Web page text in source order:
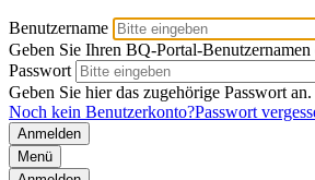
Benutzername
Geben Sie Ihren BQ-Portal-Benutzernamen
Passwort
Geben Sie hier das zugehörige Passwort an.
Noch kein Benutzerkonto?Passwort
Menü